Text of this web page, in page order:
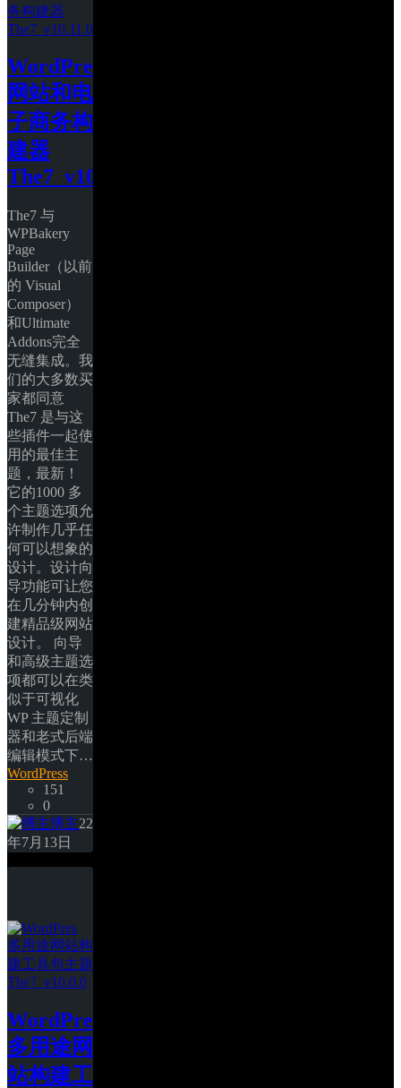
WordPress
网站和电
子商务构
建器
The7_v10.11.0
The7 与
WPBakery
Page
Builder（以前
的 Visual
Composer）
和Ultimate
Addons完全
无缝集成。我
们的大多数买
家都同意
The7 是与这
些插件一起使
用的最佳主
题，最新！
它的1000 多
个主题选项允
许制作几乎任
何可以想象的
设计。设计向
导功能可让您
在几分钟内创
建精品级网站
设计。 向导
和高级主题选
项都可以在类
似于可视化
WP 主题定制
器和老式后端
编辑模式下…
WordPress
151
0
博主22
年7月13日
WordPres
多用途网
站构建工